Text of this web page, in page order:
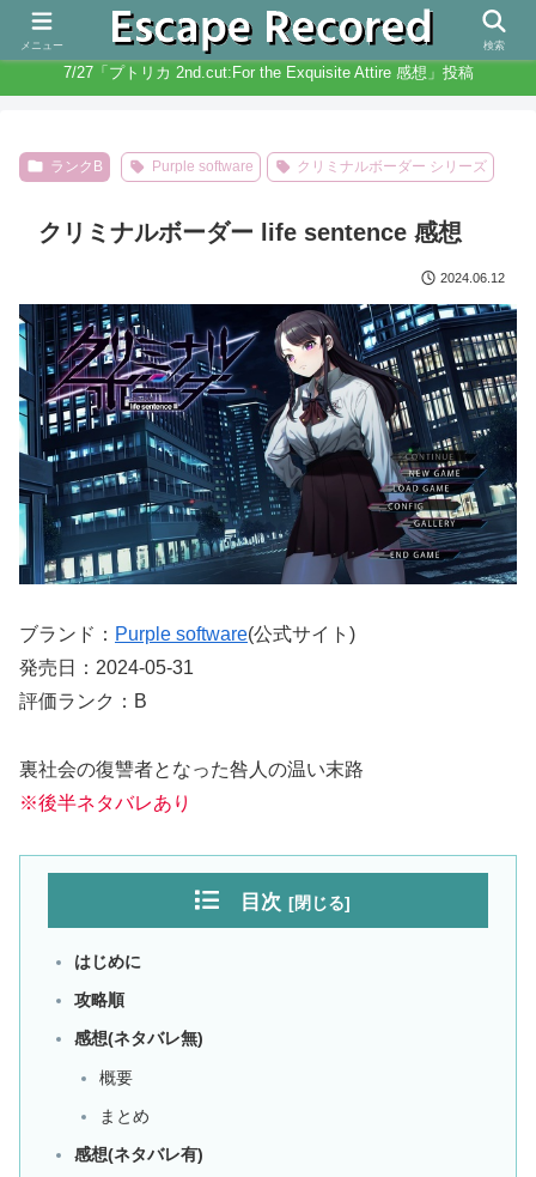
人生と違いノベルゲームは無限にある
7/27「プトリカ 2nd.cut:For the Exquisite Attire 感想」投稿
ランクB Purple software クリミナルボーダー シリーズ
クリミナルボーダー life sentence 感想
2024.06.12
ブランド： Purple software(公式サイト)
発売日：2024-05-31
評価ランク：B
裏社会の復讐者となった咎人の温い末路
※後半ネタバレあり
目次
はじめに
攻略順
感想(ネタバレ無)
概要
まとめ
感想(ネタバレ有)
メニュー 検索